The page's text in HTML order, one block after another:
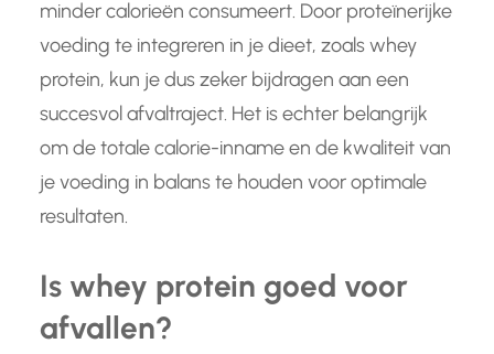
minder calorieën consumeert. Door proteïnerijke
voeding te integreren in je dieet, zoals whey
protein, kun je dus zeker bijdragen aan een
succesvol afvaltraject. Het is echter belangrijk
om de totale calorie-inname en de kwaliteit van
je voeding in balans te houden voor optimale
resultaten.
Is whey protein goed voor
afvallen?